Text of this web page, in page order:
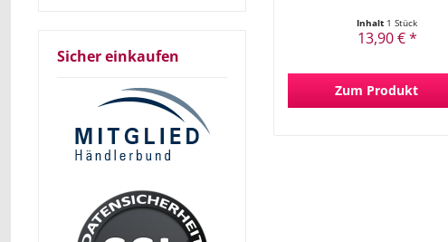
Sicher einkaufen
Inhalt 1 Stück
13,90 € *
Zum Produkt